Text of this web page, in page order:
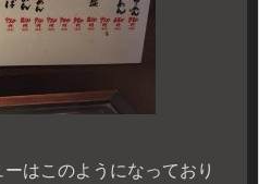
はこのようになっており